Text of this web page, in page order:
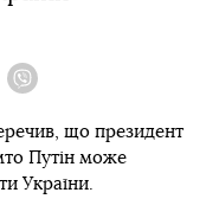
що президент
Путін може
України.